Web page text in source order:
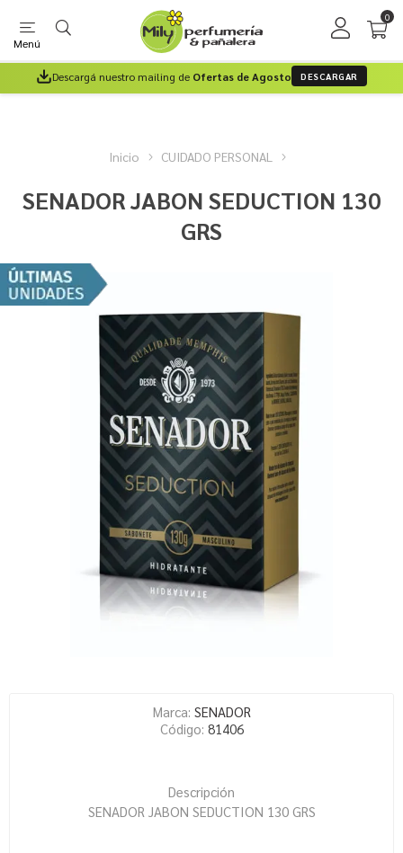
Menú
0
Descargá nuestro mailing de Ofertas de Agosto DESCARGAR
Inicio CUIDADO PERSONAL
SENADOR JABON SEDUCTION 130
GRS
Marca: SENADOR
Código: 81406
Descripción
SENADOR JABON SEDUCTION 130 GRS